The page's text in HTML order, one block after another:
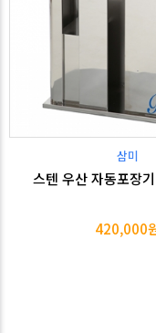
삼미
스텐 우산 자동포장
420,000